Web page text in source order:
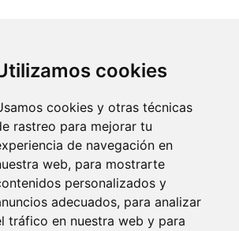
cookies
cookies y otras técnicas
rastreo para mejorar tu
de navegación en
web, para mostrarte
personalizados y
adecuados, para analizar
tráfico en nuestra web y para